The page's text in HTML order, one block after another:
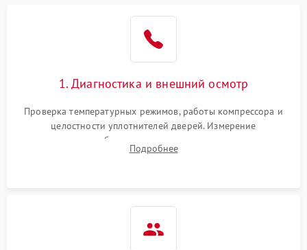
1. Диагностика и внешний осмотр
Проверка температурных режимов, работы компрессора и
целостности уплотнителей дверей. Измерение
сопротивления обмоток мотора, проверка термостата и
считывание кодов ошибок с электронного дисплея.
Подробнее